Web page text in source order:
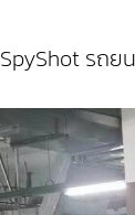
SpyShot รถย